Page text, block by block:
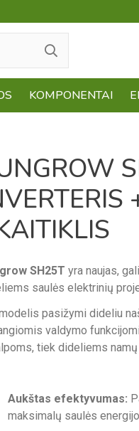
KOMPONENTAI
SH25T yra naujas,
saulės elektrinių
pasižymi dideliu
valdymo
tiek dideliems
Aukštas efektyvumas:
maksimalų saulės